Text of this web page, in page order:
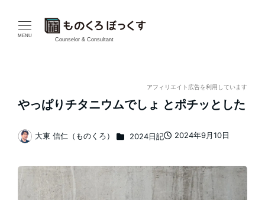
MENU
Counselor & Consultant
アフィリエイト広告を利用しています
やっぱりチタニウムでしょ とポチッとした
投稿日
2024年9月10日
著
大東 信仁（ものくろ） カテゴリー
2024日記